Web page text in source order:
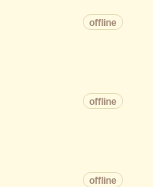
offline
offline
offline